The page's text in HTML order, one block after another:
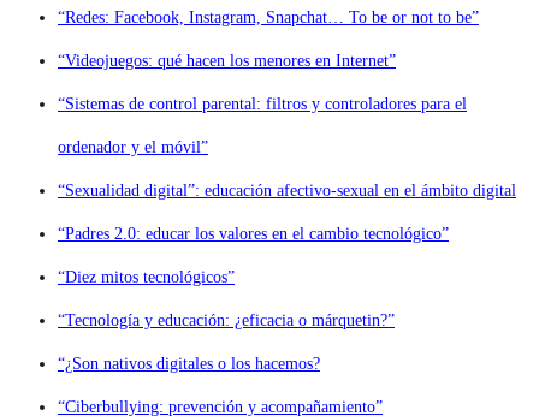
“Redes: Facebook, Instagram, Snapchat… To be or not to be”
“Videojuegos: qué hacen los menores en Internet”
“Sistemas de control parental: filtros y controladores para el
ordenador y el móvil”
“Sexualidad digital”: educación afectivo-sexual en el ámbito digital
“Padres 2.0: educar los valores en el cambio tecnológico”
“Diez mitos tecnológicos”
“Tecnología y educación: ¿eficacia o márquetin?”
“¿Son nativos digitales o los hacemos?
“Ciberbullying: prevención y acompañamiento”